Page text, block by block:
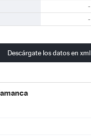
-
-
Descárgate los datos en xml